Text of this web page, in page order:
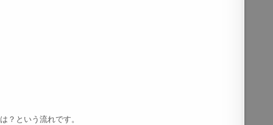
？という流れです。